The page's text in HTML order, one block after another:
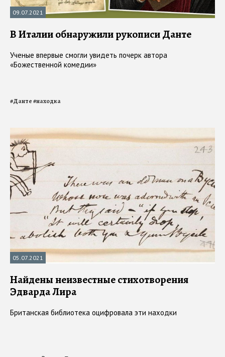
09.07.2021
В Италии обнаружили рукописи Данте
Ученые впервые смогли увидеть почерк автора
«Божественной комедии»
#Данте#находка
05.07.2021
Найдены неизвестные стихотворения
Эдварда Лира
Британская библиотека оцифровала эти находки